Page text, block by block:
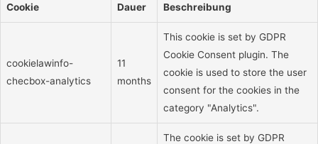
Cookie Dauer Beschreibung
cookielawinfo-
checbox-analytics
11
months
This cookie is set by GDPR
Cookie Consent plugin. The
cookie is used to store the user
consent for the cookies in the
category "Analytics".
The cookie is set by GDPR